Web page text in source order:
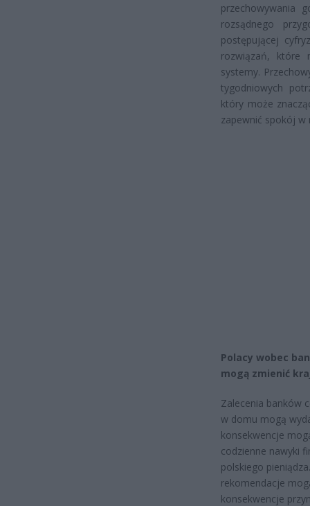
przechowywania
rozsądnego
postępującej
rozwiązań, które
systemy.
tygodniowych
który może
zapewnić spokój w
Polacy wobec
mogą zmienić
Zalecenia banków
w domu mogą
konsekwencje
codzienne nawyki
polskiego
rekomendacje
konsekwencje